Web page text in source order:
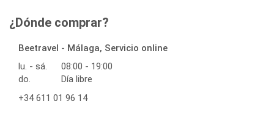
¿Dónde comprar?
Beetravel - Málaga, Servicio online
lu. - sá.
08:00 - 19:00
do.
Día libre
+34 611 01 96 14